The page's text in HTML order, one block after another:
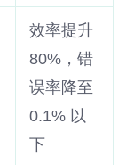
效率提升
80%，错
误率降至
0.1% 以
下